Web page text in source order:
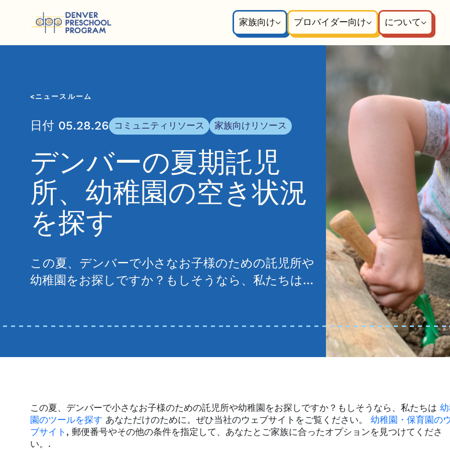
家族向け
プロバイダー向け について
ニュースルーム
日付 05.28.26 コミュニティリソース 家族向けリソース
デンバーの夏期託児
所、幼稚園の空き状況
を探す
この夏、デンバーで小さなお子様のための託児所や
幼稚園をお探しですか？もしそうなら、私たちは…
この夏、デンバーで小さなお子様のための託児所や幼稚園をお探しですか？もしそうなら、私たちは
園のツールを探す あなただけのために。ぜひ当社のウェブサイトをご覧ください。 幼稚園・保育園の
ブサイト , 郵便番号やその他の条件を指定して、あなたとご家族に合ったオプションを見つけてくださ
い。.